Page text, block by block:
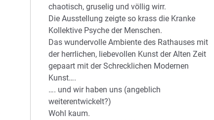
chaotisch, gruselig und völlig wirr.
Die Ausstellung zeigte so krass die Kranke
Kollektive Psyche der Menschen.
Das wundervolle Ambiente des Rathauses mit
der herrlichen, liebevollen Kunst der Alten Zeit
gepaart mit der Schrecklichen Modernen
Kunst….
…. und wir haben uns (angeblich
weiterentwickelt?)
Wohl kaum.